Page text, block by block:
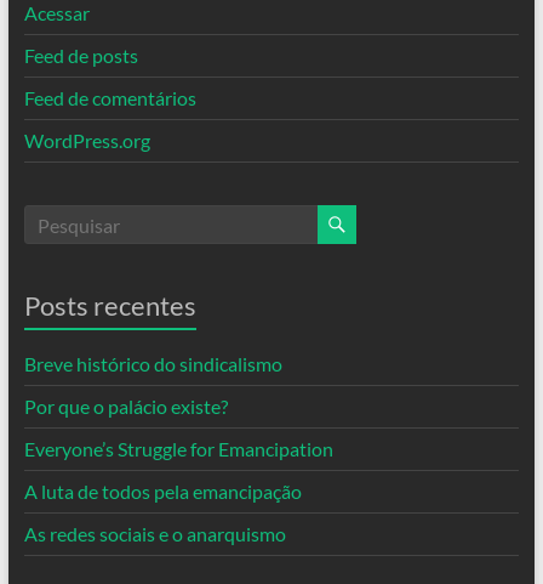
Acessar
Feed de posts
Feed de comentários
WordPress.org
Posts recentes
Breve histórico do sindicalismo
Por que o palácio existe?
Everyone’s Struggle for Emancipation
A luta de todos pela emancipação
As redes sociais e o anarquismo